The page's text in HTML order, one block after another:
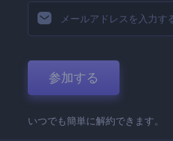
参加する
いつでも簡単に解約できます。